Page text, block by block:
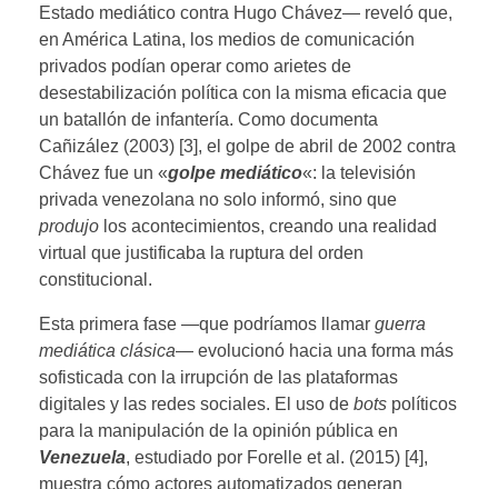
Estado mediático contra Hugo Chávez— reveló que,
en América Latina, los medios de comunicación
privados podían operar como arietes de
desestabilización política con la misma eficacia que
un batallón de infantería. Como documenta
Cañizález (2003) [3], el golpe de abril de 2002 contra
Chávez fue un «golpe mediático«: la televisión
privada venezolana no solo informó, sino que
produjo los acontecimientos, creando una realidad
virtual que justificaba la ruptura del orden
constitucional.
Esta primera fase —que podríamos llamar guerra
mediática clásica— evolucionó hacia una forma más
sofisticada con la irrupción de las plataformas
digitales y las redes sociales. El uso de bots políticos
para la manipulación de la opinión pública en
Venezuela, estudiado por Forelle et al. (2015) [4],
muestra cómo actores automatizados generan